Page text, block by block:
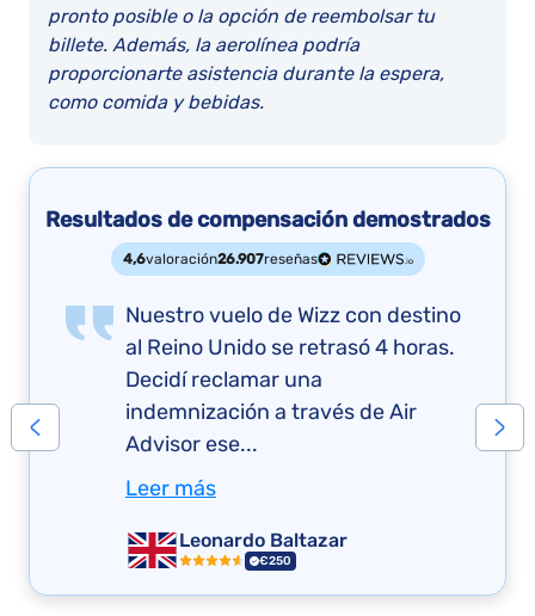
pronto posible o la opción de reembolsar tu
billete. Además, la aerolínea podría
proporcionarte asistencia durante la espera,
como comida y bebidas.
Resultados de compensación demostrados
4,6valoración26.907reseñas
Nuestro vuelo de Wizz con destino
al Reino Unido se retrasó 4 horas.
Decidí reclamar una
indemnización a través de Air
Advisor ese...
Leer más
Leonardo Baltazar
€250